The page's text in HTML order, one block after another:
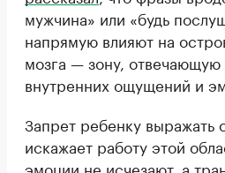
мужчина» или «будь
напрямую влияют на
мозга — зону, отвечающую
внутренних ощущений и
Запрет ребенку выражать
искажает работу этой
эмоции не исчезают, а